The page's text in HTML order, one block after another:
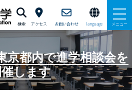
検索 アクセス お問い合わせ language メニュー
方へ
京都内で進学相談会を
します